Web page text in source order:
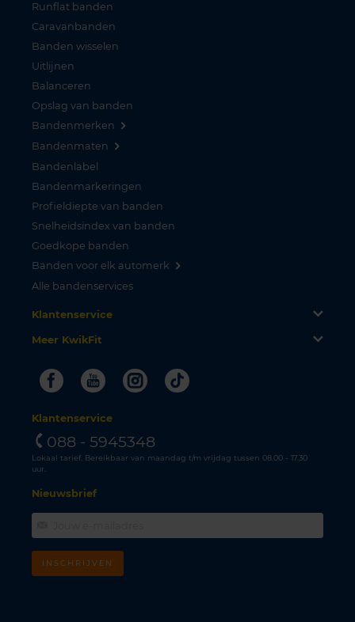
Runflat banden
Caravanbanden
Banden wisselen
Uitlijnen
Balanceren
Opslag van banden
Bandenmerken
Bandenmaten
Bandenlabel
Bandenmarkeringen
Profieldiepte van banden
Snelheidsindex van banden
Goedkope banden
Banden voor elk automerk
Alle bandenservices
Klantenservice
Meer KwikFit
FacebookYoutubeInstagram
Tiktok
Klantenservice
088 - 5945348
Lokaal tarief. Bereikbaar van maandag t/m vrijdag tussen 08.00 - 17.30
uur.
Nieuwsbrief
INSCHRIJVEN